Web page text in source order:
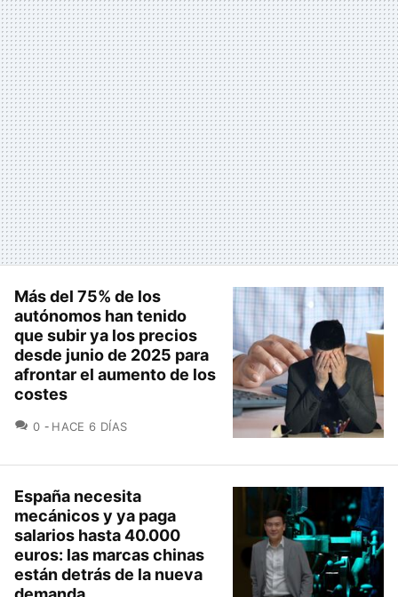
Más del 75% de los
autónomos han tenido
que subir ya los precios
desde junio de 2025 para
afrontar el aumento de los
costes
0 COMENTARIOS
HACE 6 DÍAS
España necesita
mecánicos y ya paga
salarios hasta 40.000
euros: las marcas chinas
están detrás de la nueva